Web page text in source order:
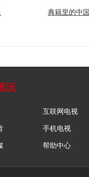
典籍里的中国
况
互联网电视
手机电视
帮助中心